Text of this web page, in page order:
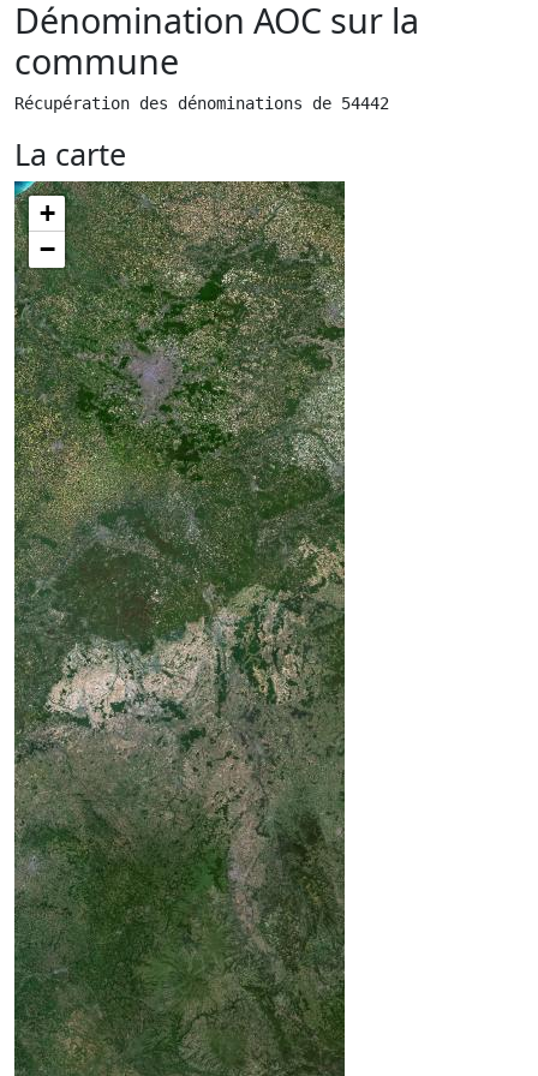
Dénomination AOC sur la
commune
Récupération des dénominations de 54442
La carte
+
−